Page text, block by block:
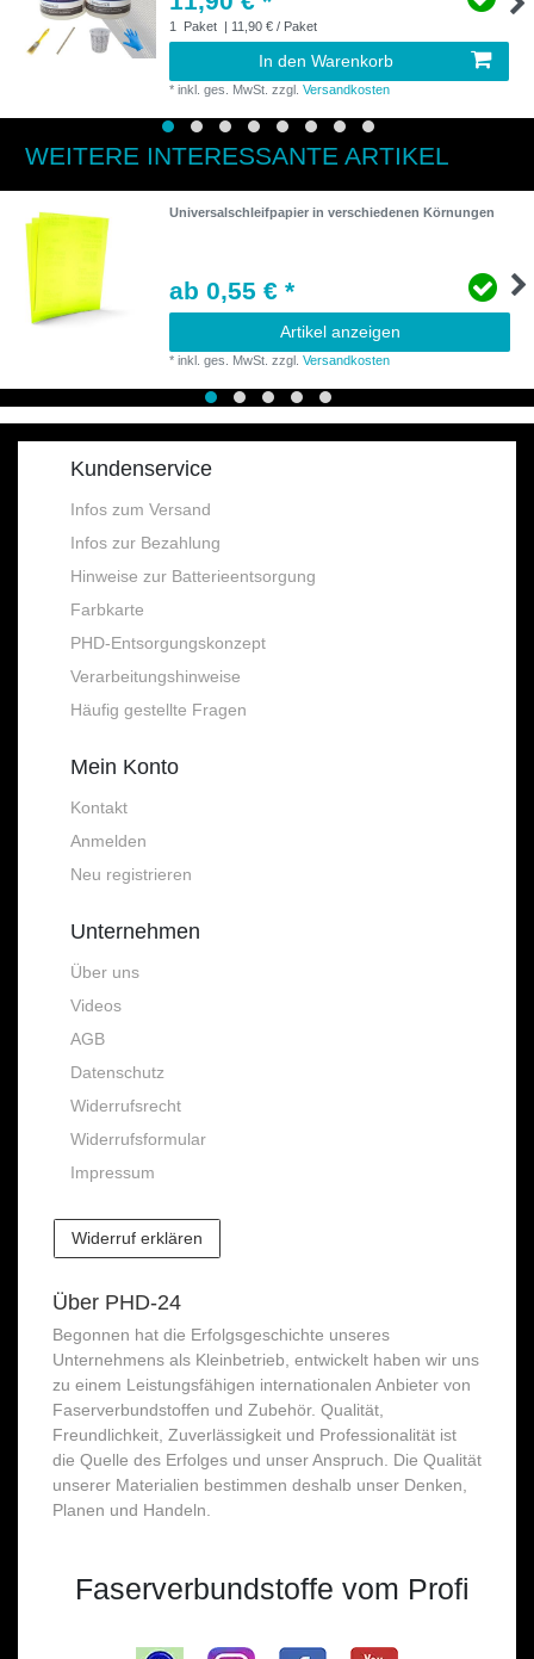
1 Paket | 11,90 € / Paket
In den Warenkorb
*inkl. ges. MwSt. zzgl.Versandkosten
WEITERE INTERESSANTE ARTIKEL
Universalschleifpapier in verschiedenen Körnungen
ab 0,55 € *
Artikel anzeigen
*inkl. ges. MwSt. zzgl.Versandkosten
Kundenservice
Infos zum Versand
Infos zur Bezahlung
Hinweise zur Batterieentsorgung
Farbkarte
PHD-Entsorgungskonzept
Verarbeitungshinweise
Häufig gestellte Fragen
Mein Konto
Kontakt
Anmelden
Neu registrieren
Unternehmen
Über uns
Videos
AGB
Datenschutz
Widerrufsrecht
Widerrufsformular
Impressum
Widerruf erklären
Über PHD-24
Begonnen hat die Erfolgsgeschichte unseres
Unternehmens als Kleinbetrieb, entwickelt haben wir uns
zu einem Leistungsfähigen internationalen Anbieter von
Faserverbundstoffen und Zubehör. Qualität,
Freundlichkeit, Zuverlässigkeit und Professionalität ist
die Quelle des Erfolges und unser Anspruch. Die Qualität
unserer Materialien bestimmen deshalb unser Denken,
Planen und Handeln.
Faserverbundstoffe vom Profi